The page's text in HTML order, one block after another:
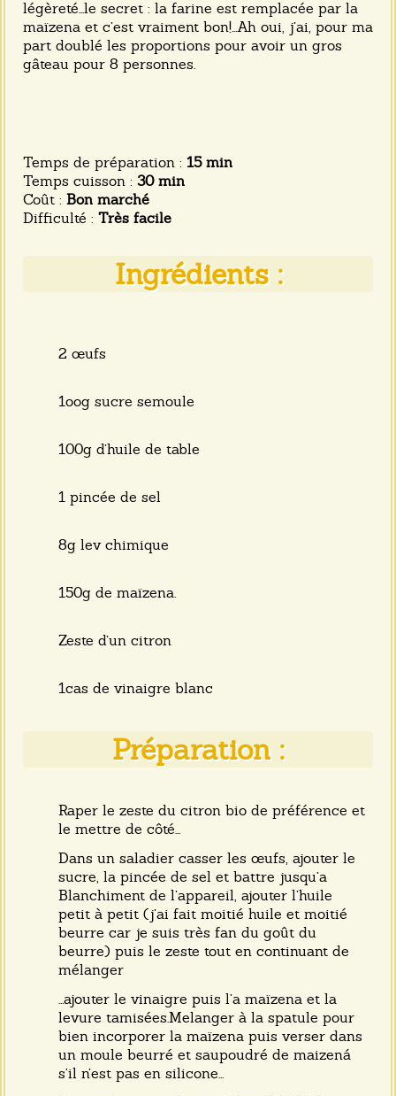
légèreté...le secret : la farine est remplacée par la
maïzena et c’est vraiment bon!...Ah oui, j’ai, pour ma
part doublé les proportions pour avoir un gros
gâteau pour 8 personnes.
Temps de préparation : 15 min
Temps cuisson : 30 min
Coût : Bon marché
Difficulté : Très facile
Ingrédients :
2 œufs
1oog sucre semoule
100g d’huile de table
1 pincée de sel
8g lev chimique
150g de maïzena.
Zeste d’un citron
1cas de vinaigre blanc
Préparation :
Raper le zeste du citron bio de préférence et
le mettre de côté...
Dans un saladier casser les œufs, ajouter le
sucre, la pincée de sel et battre jusqu’a
Blanchiment de l’appareil, ajouter l’huile
petit à petit (j’ai fait moitié huile et moitié
beurre car je suis très fan du goût du
beurre) puis le zeste tout en continuant de
mélanger
...ajouter le vinaigre puis l’a maïzena et la
levure tamisées.Melanger à la spatule pour
bien incorporer la maïzena puis verser dans
un moule beurré et saupoudré de maizená
s’il n’est pas en silicone...